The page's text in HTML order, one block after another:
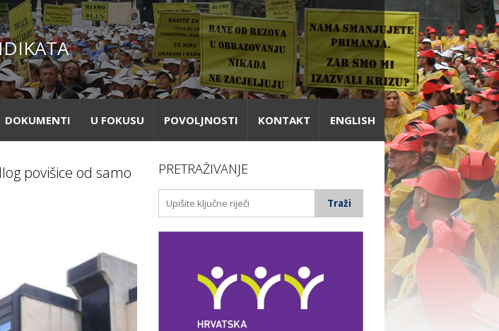
DOKUMENTI U FOKUSU POVOLJNOSTI KONTAKT ENGLISH
povišice od samo
PRETRAŽIVANJE